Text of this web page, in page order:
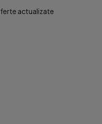
actualizate